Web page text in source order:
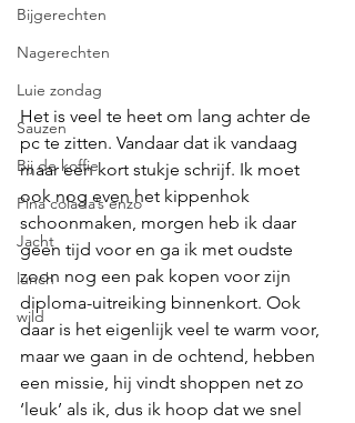
Bijgerechten
Nagerechten
Luie zondag
Sauzen
Bij de koffie
Pina colada’s enzo
Jacht
lunch
wild
Het is veel te heet om lang achter de
pc te zitten. Vandaar dat ik vandaag
maar een kort stukje schrijf. Ik moet
ook nog even het kippenhok
schoonmaken, morgen heb ik daar
geen tijd voor en ga ik met oudste
zoon nog een pak kopen voor zijn
diploma-uitreiking binnenkort. Ook
daar is het eigenlijk veel te warm voor,
maar we gaan in de ochtend, hebben
een missie, hij vindt shoppen net zo
‘leuk’ als ik, dus ik hoop dat we snel